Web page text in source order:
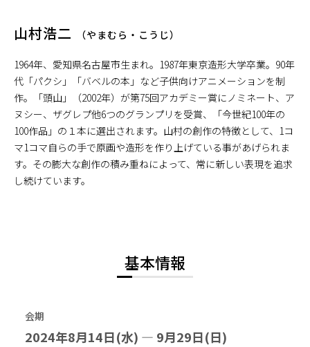
山村浩二 （やまむら・こうじ）
1964年、愛知県名古屋市生まれ。1987年東京造形大学卒業。90年
代「パクシ」「バベルの本」など子供向けアニメーションを制
作。「頭山」（2002年）が第75回アカデミー賞にノミネート、ア
ヌシー、ザグレプ他6つのグランプリを受賞、「今世紀100年の
100作品」の１本に選出されます。山村の創作の特徴として、1コ
マ1コマ自らの手で原画や造形を作り上げている事があげられま
す。その膨大な創作の積み重ねによって、常に新しい表現を追求
し続けています。
基本情報
会期
2024年8月14日(水) — 9月29日(日)